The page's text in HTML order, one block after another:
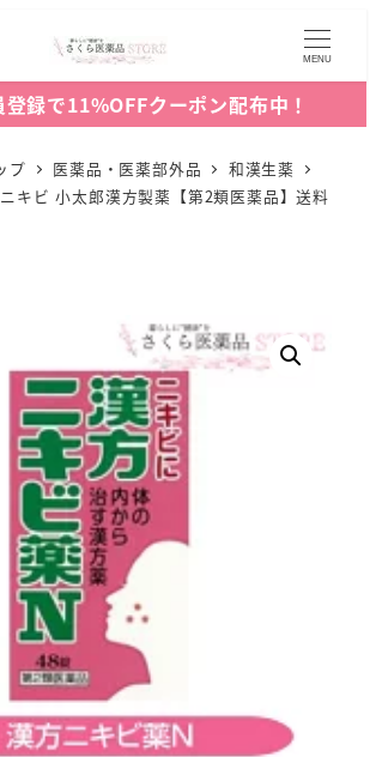
MENU
録で11%OFFクーポン配布中！
プ 医薬品・医薬部外品
和漢生薬
キビ 小太郎漢方製薬【第2類医薬品】送料